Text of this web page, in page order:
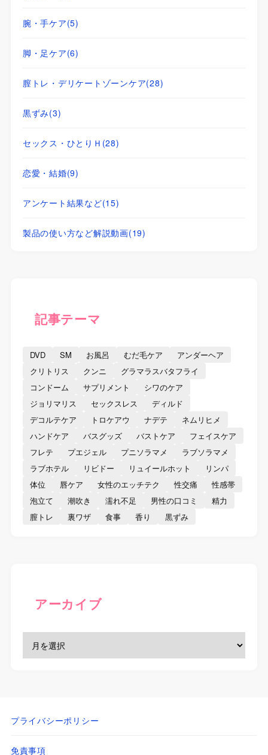
腕・手ケア(5)
脚・足ケア(6)
膣トレ・デリケートゾーンケア(28)
黒ずみ(3)
セックス・ひとりＨ (28)
恋愛・結婚(9)
アンケート結果など(15)
製品の使い方など解説動画(19)
記事テーマ
DVD SM お風呂 むだ毛ケア
アンダーヘア
クリトリス
クンニ
グラマラスバタフライ
コンドーム
サプリメント
シワのケア
ジョリマリス
セックスレス
ディルド
デコルテケア
トロケアウ ナデテ
ネムリヒメ
ハンドケア
バスグッズ バストケア
フェイスケア
フレテ
プエジェル プニソラマメ
ラブソラマメ
ラブホテル
リビドー リュイールホット
リンパ
体位
唇ケア 女性のエッチテク 性交痛
性感帯
泡立て
潮吹き 濡れ不足 男性の口コミ
精力
膣トレ
裏ワザ 食事 香り 黒ずみ
アーカイブ
プライバシーポリシー
免責事項